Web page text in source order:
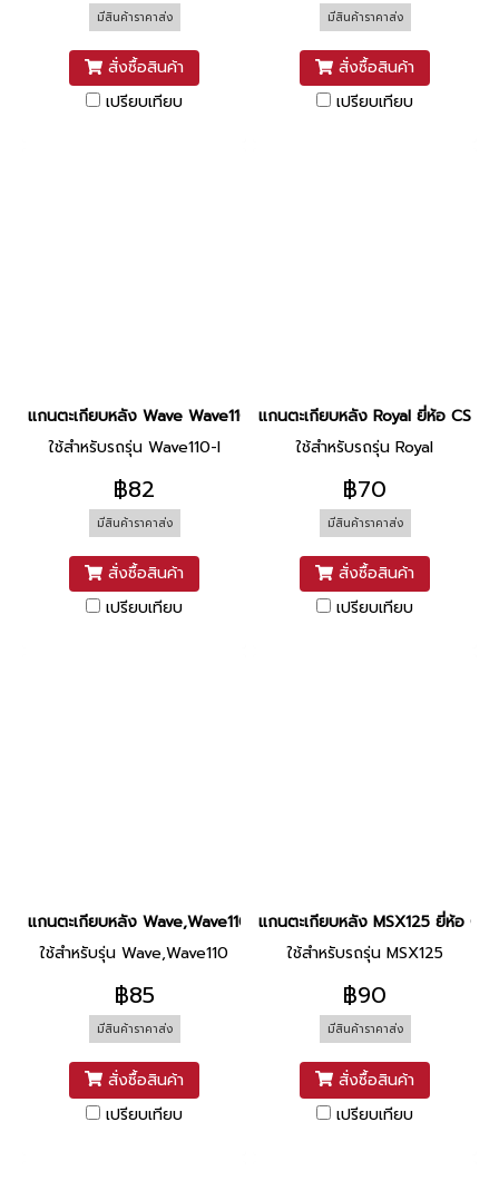
มีสินค้าราคาส่ง
สั่งซื้อสินค้า
เปรียบเทียบ
มีสินค้าราคาส่ง
สั่งซื้อสินค้า
เปรียบเทียบ
แกนตะเกียบหลัง Wave Wave110 คาร์บู Dream125 ยี่ห้อ CSI
ใช้สำหรับรถรุ่น Wave110-I
฿82
มีสินค้าราคาส่ง
สั่งซื้อสินค้า
เปรียบเทียบ
แกนตะเกียบหลัง Royal ยี่ห้อ CSI
ใช้สำหรับรถรุ่น Royal
฿70
มีสินค้าราคาส่ง
สั่งซื้อสินค้า
เปรียบเทียบ
แกนตะเกียบหลัง Wave,Wave110 ยี่ห้อCSI
ใช้สำหรับรุ่น Wave,Wave110
฿85
มีสินค้าราคาส่ง
สั่งซื้อสินค้า
เปรียบเทียบ
แกนตะเกียบหลัง MSX125 ยี่ห้อ CSI
ใช้สำหรับรถรุ่น MSX125
฿90
มีสินค้าราคาส่ง
สั่งซื้อสินค้า
เปรียบเทียบ